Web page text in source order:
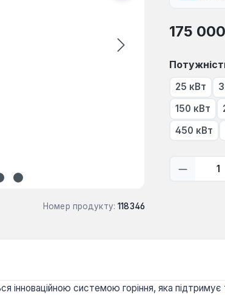
Номер продукту: 118346
Звичайна
175
Виберіть
25 кВт
150 кВт
450 кВт
системою горіння, яка підтримує